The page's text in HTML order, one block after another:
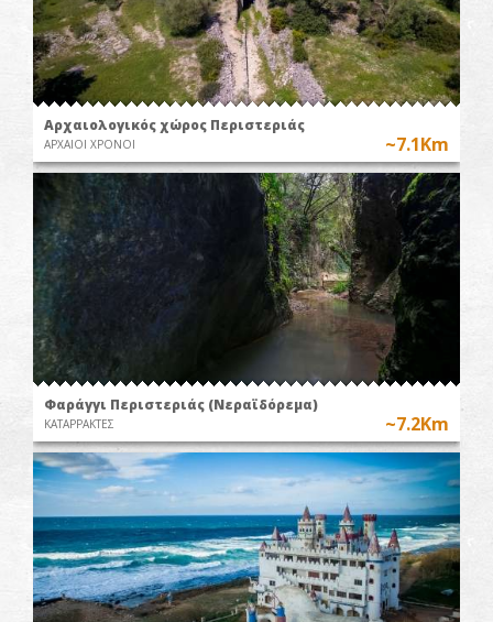
Αρχαιολογικός χώρος Περιστεριάς
ΑΡΧΑΙΟΙ ΧΡΟΝΟΙ ~7.1Km
Φαράγγι Περιστεριάς (Νεραϊδόρεμα)
ΚΑΤΑΡΡΑΚΤΕΣ ~7.2Km